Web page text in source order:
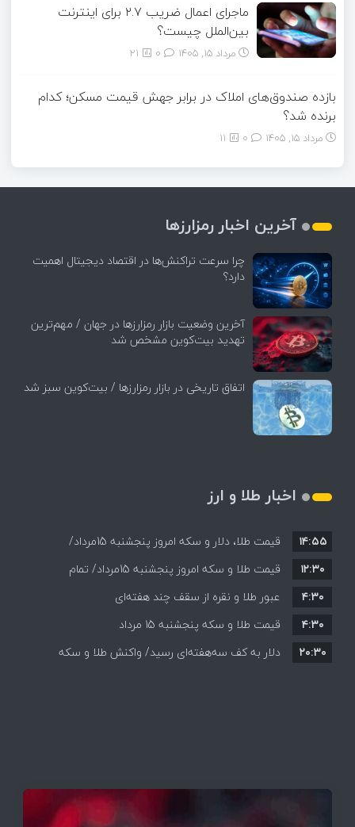
ماجرای اعمال ضریب ۲.۷ برای اینترنت
بین‌الملل چیست؟
مرداد ۱۵, ۱۴۰۵ 21
بازده صندوق‌های املاک در برابر جهش قیمت مسکن؛ کدام
برنده شد؟
مرداد ۱۵, ۱۴۰۵ 11
آخرین اخبار رمزارزها
چرا سرعت تراکنش‌ها در اقتصاد دیجیتال اهمیت
دارد؟
آخرین وضعیت بازار رمزارزها در جهان / مهم‌ترین
تهدید بیت‌کوین مشخص شد
اتفاق تاریخی در بازار رمزارزها / بیت‌کوین سبز شد
اخبار طلا و ارز
قیمت طلا، دلار و سکه امروز پنجشنبه 15مرداد/
افزایش قیمت ها + جدول
۱۴:۵۵
قیمت طلا و سکه امروز پنجشنبه 15مرداد/ تمام
قیمت ها بر مدار افزایش + جدول
۱۲:۳۰
عبور طلا و نقره از سقف چند هفته‌ای
۴:۳۰
قیمت طلا و سکه پنجشنبه 15 مرداد
۴:۳۰
دلار به کف سه‌هفته‌ای رسید/ واکنش طلا و سکه
۲۰:۳۰